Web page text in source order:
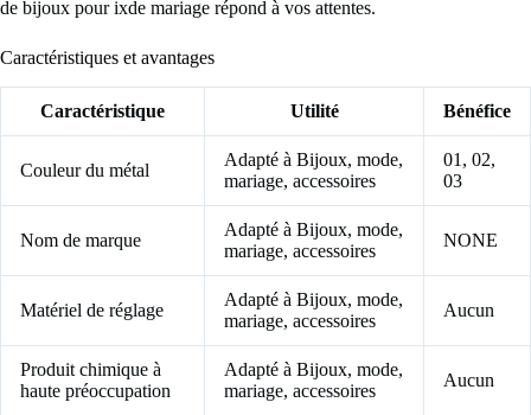
de bijoux pour ixde mariage répond à vos attentes.
Caractéristiques et avantages
Caractéristique Utilité Bénéfice
Couleur du métal
Adapté à Bijoux, mode,
mariage, accessoires
01, 02,
03
Nom de marque
Adapté à Bijoux, mode,
mariage, accessoires
NONE
Matériel de réglage
Adapté à Bijoux, mode,
mariage, accessoires
Aucun
Produit chimique à
haute préoccupation
Adapté à Bijoux, mode,
mariage, accessoires
Aucun